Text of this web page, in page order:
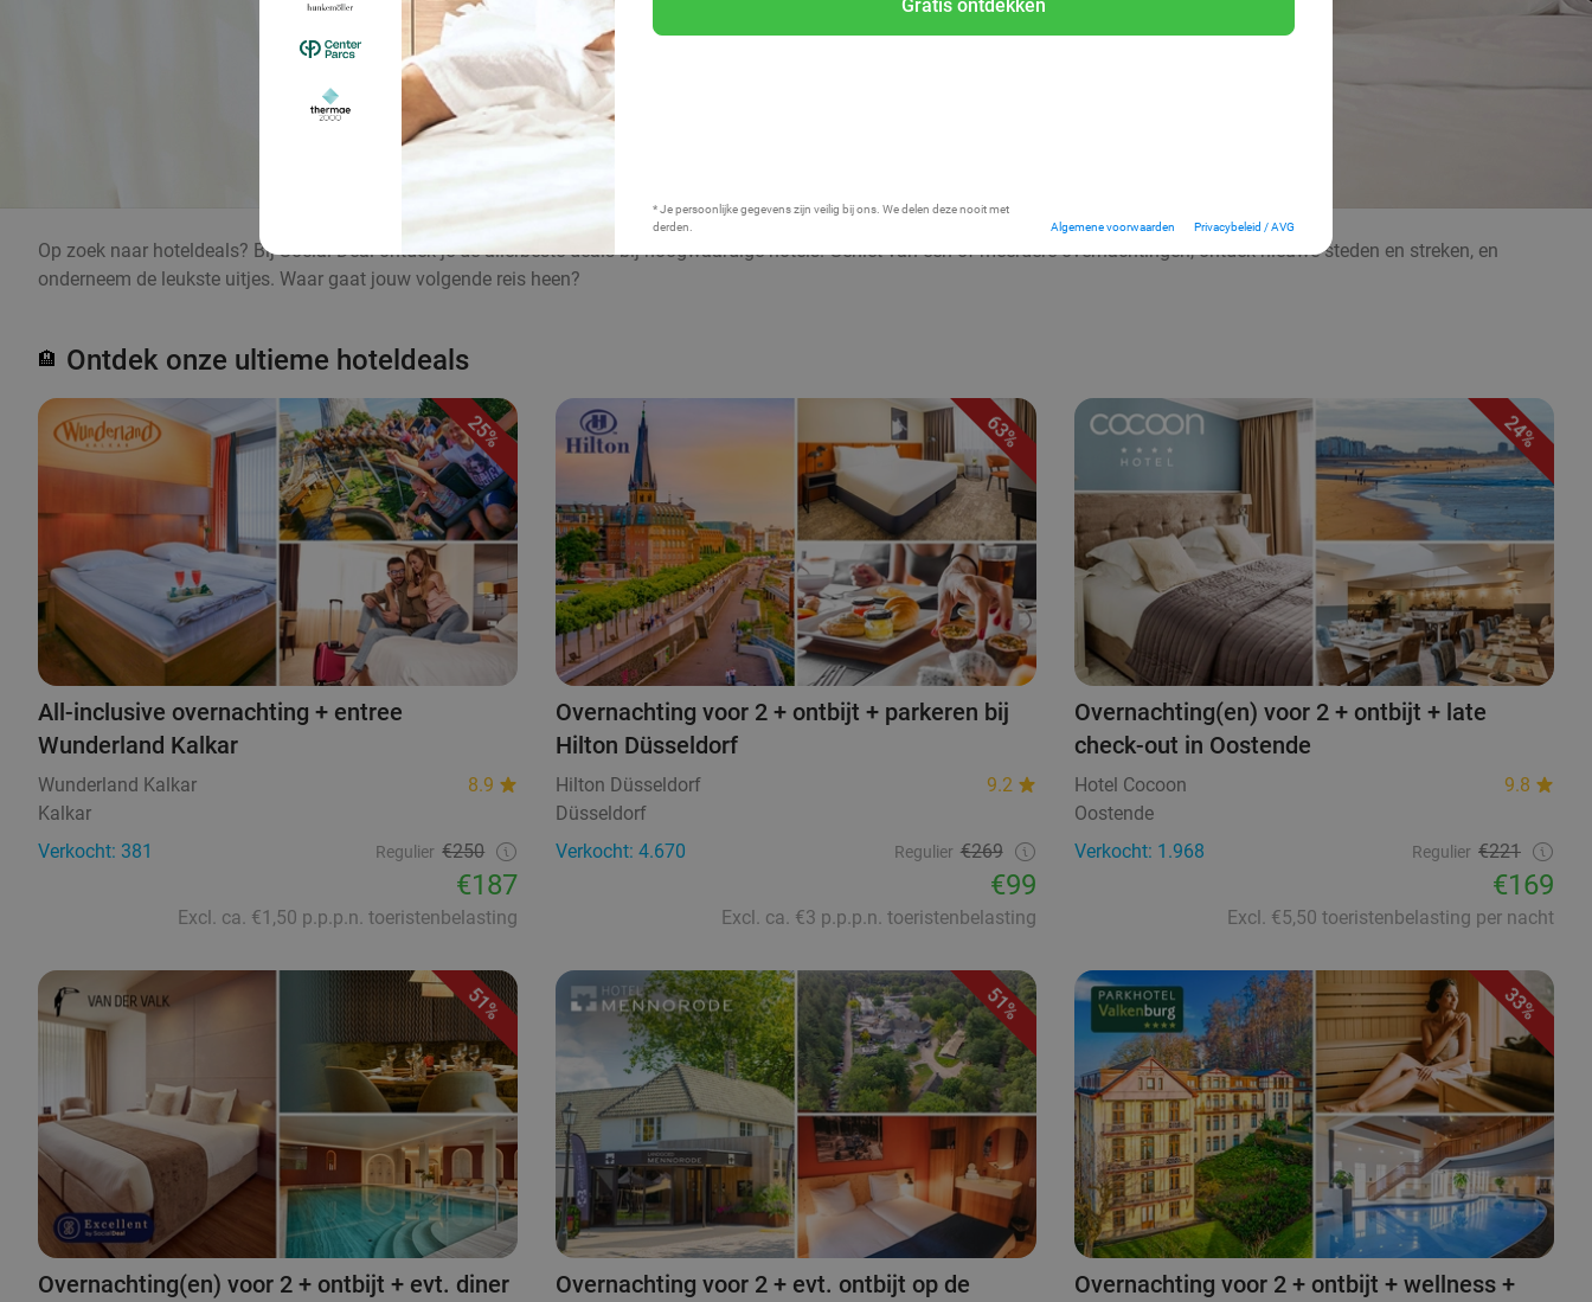
Gratis ontdekken
* Je persoonlijke gegevens zijn veilig bij ons. We delen deze nooit met
derden.
Algemene voorwaarden Privacybeleid / AVG
Op zoek naar hoteldeals? Bij Social Deal ontdek je de allerbeste deals bij hoogwaardige hotels. Geniet van één of meerdere overnachtingen, ontdek nieuwe steden en streken, en
onderneem de leukste uitjes. Waar gaat jouw volgende reis heen?
🏨 Ontdek onze ultieme hoteldeals
25%
All-inclusive overnachting + entree
Wunderland Kalkar
Wunderland Kalkar
8.9
Kalkar
Verkocht: 381
Regulier €250
€187
Excl. ca. €1,50 p.p.p.n. toeristenbelasting
63%
Overnachting voor 2 + ontbijt + parkeren bij
Hilton Düsseldorf
Hilton Düsseldorf
9.2
Düsseldorf
Verkocht: 4.670
Regulier €269
€99
Excl. ca. €3 p.p.p.n. toeristenbelasting
24%
Overnachting(en) voor 2 + ontbijt + late
check-out in Oostende
Hotel Cocoon
9.8
Oostende
Verkocht: 1.968
Regulier €221
€169
Excl. €5,50 toeristenbelasting per nacht
51%
Overnachting(en) voor 2 + ontbijt + evt. diner
51%
Overnachting voor 2 + evt. ontbijt op de
33%
Overnachting voor 2 + ontbijt + wellness +